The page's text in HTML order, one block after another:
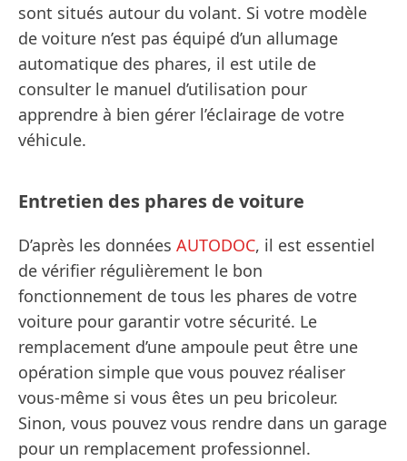
sont situés autour du volant. Si votre modèle
de voiture n’est pas équipé d’un allumage
automatique des phares, il est utile de
consulter le manuel d’utilisation pour
apprendre à bien gérer l’éclairage de votre
véhicule.
Entretien des phares de voiture
D’après les données AUTODOC, il est essentiel
de vérifier régulièrement le bon
fonctionnement de tous les phares de votre
voiture pour garantir votre sécurité. Le
remplacement d’une ampoule peut être une
opération simple que vous pouvez réaliser
vous-même si vous êtes un peu bricoleur.
Sinon, vous pouvez vous rendre dans un garage
pour un remplacement professionnel.